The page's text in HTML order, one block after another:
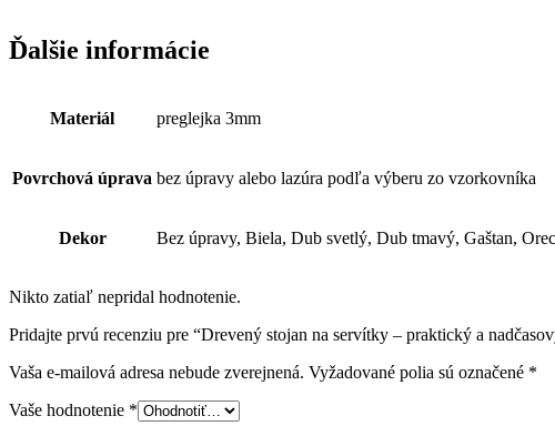
Ďalšie informácie
Materiál preglejka 3mm
Povrchová úprava bez úpravy alebo lazúra podľa výberu zo vzorkovníka
Dekor Bez úpravy, Biela, Dub svetlý, Dub tmavý, Gaštan,
Nikto zatiaľ nepridal hodnotenie.
Pridajte prvú recenziu pre “Drevený stojan na servítky – praktický a
Vaša e-mailová adresa nebude zverejnená. Vyžadované polia sú označené *
Vaše hodnotenie *